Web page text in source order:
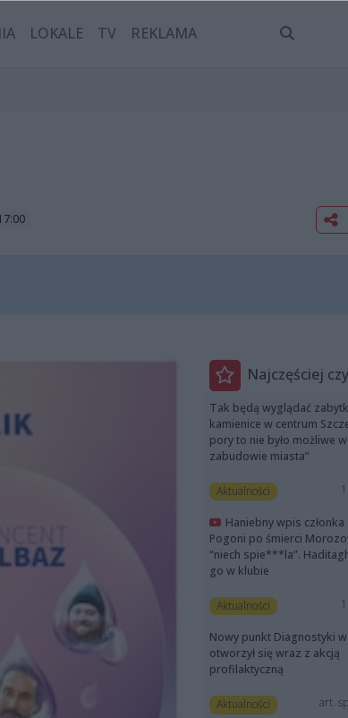
LOKALE TV REKLAMA
Najczęściej
Tak będą wyglądać
kamienice w centrum
pory to nie było możliwe
zabudowie miasta”
Aktualności
Haniebny wpis
Pogoni po śmierci
“niech spie***la”.
go w klubie
Aktualności
Nowy punkt Diagnostyki
otworzył się wraz z akcją
profilaktyczną
Aktualności art.